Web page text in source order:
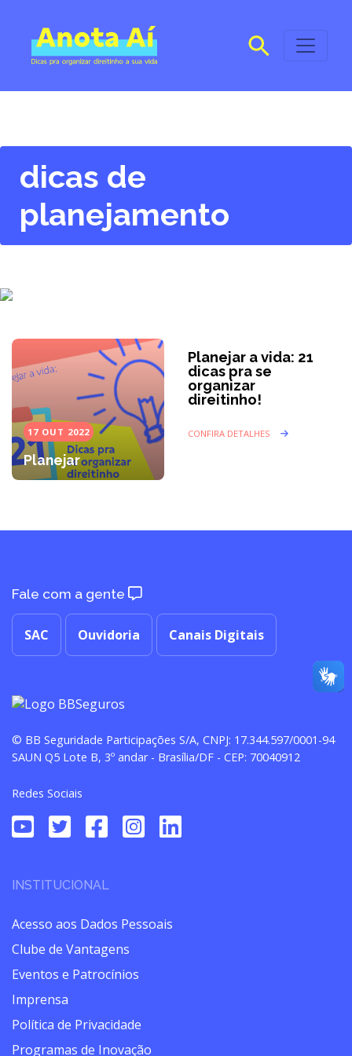
dicas de
planejamento
17 OUT 2022
Planejar
Planejar a vida: 21
dicas pra se
organizar
direitinho!
CONFIRA DETALHES
Fale com a gente
SAC Ouvidoria Canais Digitais
© BB Seguridade Participações S/A, CNPJ: 17.344.597/0001-94
SAUN Q5 Lote B, 3º andar - Brasília/DF - CEP: 70040912
Redes Sociais
INSTITUCIONAL
Acesso aos Dados Pessoais
Clube de Vantagens
Eventos e Patrocínios
Imprensa
Política de Privacidade
Programas de Inovação